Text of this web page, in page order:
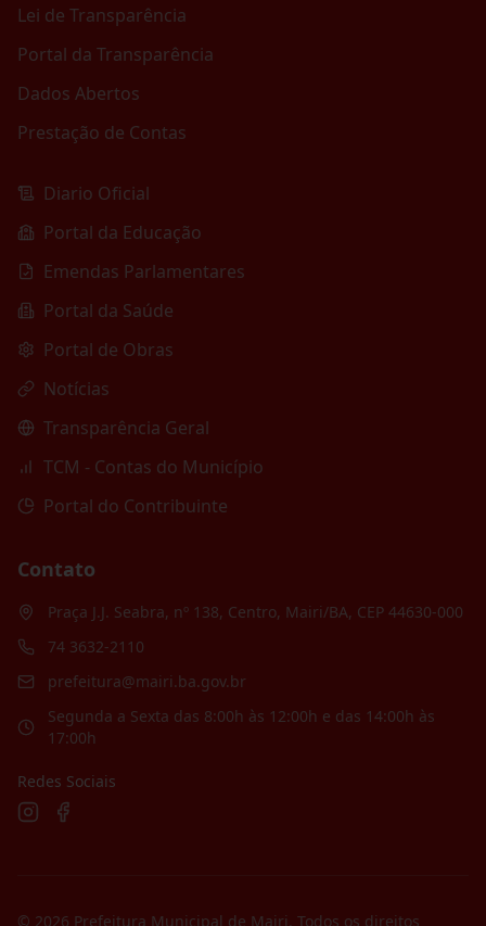
Lei de Transparência
Portal da Transparência
Dados Abertos
Prestação de Contas
Diario Oficial
Portal da Educação
Emendas Parlamentares
Portal da Saúde
Portal de Obras
Notícias
Transparência Geral
TCM - Contas do Município
Portal do Contribuinte
Contato
Praça J.J. Seabra, nº 138, Centro, Mairi/BA, CEP 44630-000
74 3632-2110
prefeitura@mairi.ba.gov.br
Segunda a Sexta das 8:00h às 12:00h e das 14:00h às
17:00h
Redes Sociais
© 2026 Prefeitura Municipal de Mairi. Todos os direitos